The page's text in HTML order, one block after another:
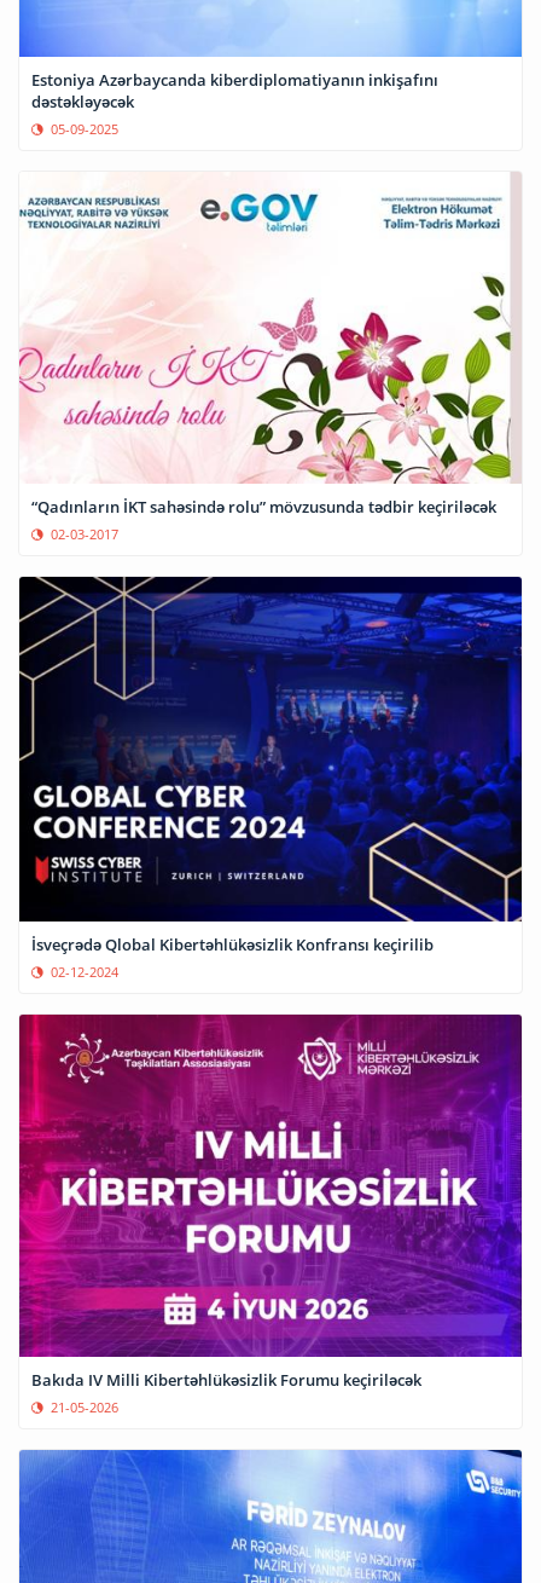
Estoniya Azərbaycanda kiberdiplomatiyanın inkişafını
dəstəkləyəcək
05-09-2025
“Qadınların İKT sahəsində rolu” mövzusunda tədbir keçiriləcək
02-03-2017
İsveçrədə Qlobal Kibertəhlükəsizlik Konfransı keçirilib
02-12-2024
Bakıda IV Milli Kibertəhlükəsizlik Forumu keçiriləcək
21-05-2026